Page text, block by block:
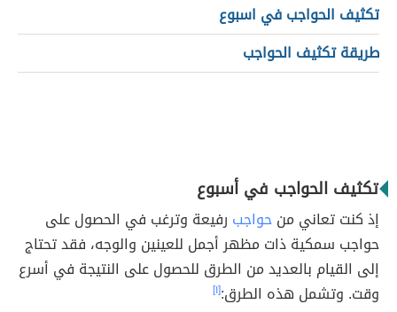
تكثيف الحواجب في اسبوع
طريقة تكثيف الحواجب
تكثيف الحواجب في أسبوع
إذ كنت تعاني منحواجب رفيعة وترغب في الحصول على
حواجب سمكية ذات مظهر أجمل للعينين والوجه، فقد تحتاج
إلى القيام بالعديد من الطرق للحصول على النتيجة في أسرع
وقت. وتشمل هذه الطرق:[١]